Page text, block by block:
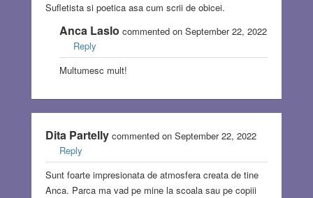
Sufletista si poetica asa cum scrii de obicei.
Anca Laslo commented on September 22, 2022
Reply
Multumesc mult!
Dita Partellycommented on September 22, 2022
Reply
Sunt foarte impresionata de atmosfera creata de tine
Anca. Parca ma vad pe mine la scoala sau pe copiii